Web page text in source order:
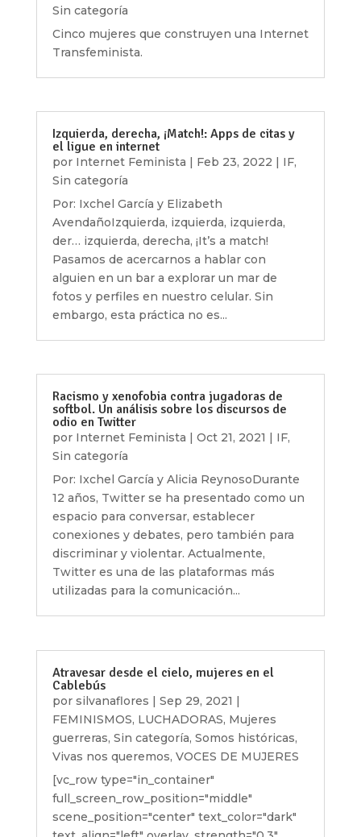
Sin categoría
Cinco mujeres que construyen una Internet
Transfeminista.
Izquierda, derecha, ¡Match!: Apps de citas y
el ligue en internet
por Internet Feminista | Feb 23, 2022 | IF,
Sin categoría
Por: Ixchel García y Elizabeth
AvendañoIzquierda, izquierda, izquierda,
der… izquierda, derecha, ¡It’s a match!
Pasamos de acercarnos a hablar con
alguien en un bar a explorar un mar de
fotos y perfiles en nuestro celular. Sin
embargo, esta práctica no es...
Racismo y xenofobia contra jugadoras de
softbol. Un análisis sobre los discursos de
odio en Twitter
por Internet Feminista Oct 21, 2021 IF,
Sin categoría
Por: Ixchel García y Alicia ReynosoDurante
12 años, Twitter se ha presentado como un
espacio para conversar, establecer
conexiones y debates, pero también para
discriminar y violentar. Actualmente,
Twitter es una de las plataformas más
utilizadas para la comunicación...
Atravesar desde el cielo, mujeres en el
Cablebús
por silvanaflores | Sep 29, 2021 |
FEMINISMOS, LUCHADORAS, Mujeres
guerreras, Sin categoría, Somos históricas,
Vivas nos queremos, VOCES DE MUJERES
[vc_row type="in_container"
full_screen_row_position="middle"
scene_position="center" text_color="dark"